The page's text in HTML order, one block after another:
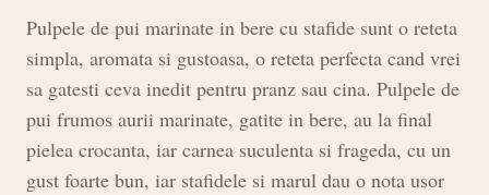
Pulpele de pui marinate in bere cu stafide sunt o reteta
simpla, aromata si gustoasa, o reteta perfecta cand vrei
sa gatesti ceva inedit pentru pranz sau cina. Pulpele de
pui frumos aurii marinate, gatite in bere, au la final
pielea crocanta, iar carnea suculenta si frageda, cu un
gust foarte bun, iar stafidele si marul dau o nota usor